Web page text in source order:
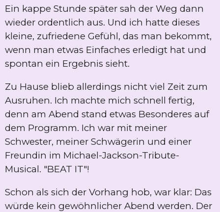
Ein kappe Stunde später sah der Weg dann
wieder ordentlich aus. Und ich hatte dieses
kleine, zufriedene Gefühl, das man bekommt,
wenn man etwas Einfaches erledigt hat und
spontan ein Ergebnis sieht.
Zu Hause blieb allerdings nicht viel Zeit zum
Ausruhen. Ich machte mich schnell fertig,
denn am Abend stand etwas Besonderes auf
dem Programm. Ich war mit meiner
Schwester, meiner Schwägerin und einer
Freundin im Michael-Jackson-Tribute-
Musical. "BEAT IT"!
Schon als sich der Vorhang hob, war klar: Das
würde kein gewöhnlicher Abend werden. Der